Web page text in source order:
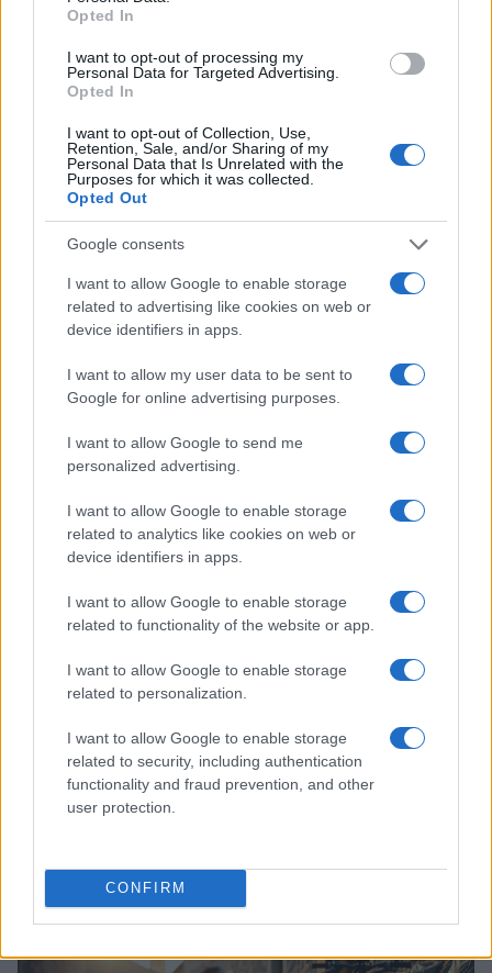
Opted In
I want to opt-out of processing my
Personal Data for Targeted Advertising.
Opted In
I want to opt-out of Collection, Use,
Retention, Sale, and/or Sharing of my
Personal Data that Is Unrelated with the
Purposes for which it was collected.
Opted Out
Google consents
I want to allow Google to enable storage
related to advertising like cookies on web or
device identifiers in apps.
I want to allow my user data to be sent to
Google for online advertising purposes.
I want to allow Google to send me
personalized advertising.
I want to allow Google to enable storage
related to analytics like cookies on web or
device identifiers in apps.
I want to allow Google to enable storage
related to functionality of the website or app.
I want to allow Google to enable storage
related to personalization.
I want to allow Google to enable storage
related to security, including authentication
functionality and fraud prevention, and other
user protection.
CONFIRM
sponsorizzazione ufficiale del CEV EuroVolley…
CICLISMO
compressione avanzata
Una calza progettata in galleria del vento che unisce
aerodinamica, stabilità e cura nei dettagli per gli atleti
Edoardo Castellucci · 14 Apr 2026
CALCIO
Dopo Zenica: perché il silenzio di Bastoni
cambia il racconto della nazionale
Edoardo Castellucci · 5 Apr 2026